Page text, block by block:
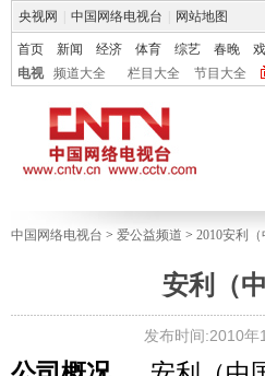
央视网 中国网络电视台 网站地图
首页 新闻 经济 体育 综艺 春晚
电视
频道大全 栏目大全 节目大全
中国网络电视台 > 爱公益频道 > 2010安利
安利（
发布时间:2010